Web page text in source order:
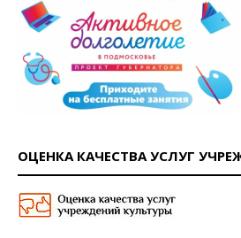
ОЦЕНКА КАЧЕСТВА УСЛУГ